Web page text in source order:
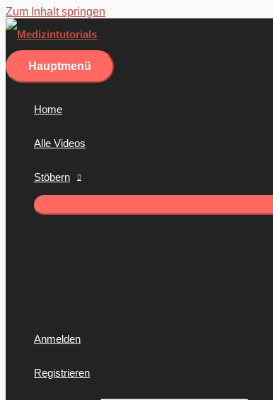
Zum Inhalt springen
Hauptmenü
Home
Alle Videos
Stöbern
Anmelden
Registrieren